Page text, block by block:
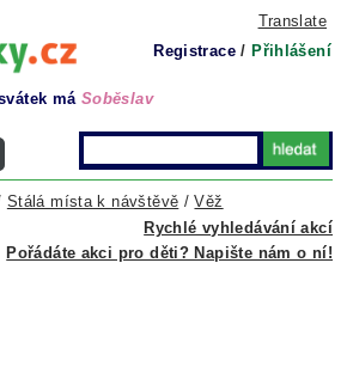
Translate
Registrace / Přihlášení
má Soběslav
Rychlé vyhledávání akcí
Stálá místa k návštěvě /Věž
Pořádáte akci pro děti? Napište nám o ní!